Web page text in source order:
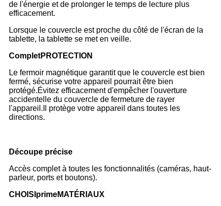
de l'énergie et de prolonger le temps de lecture plus
efficacement.
Lorsque le couvercle est proche du côté de l'écran de la
tablette, la tablette se met en veille.
CompletPROTECTION
Le fermoir magnétique garantit que le couvercle est bien
fermé, sécurise votre appareil pourrait être bien
protégé.Évitez efficacement d'empêcher l'ouverture
accidentelle du couvercle de fermeture de rayer
l'appareil.Il protège votre appareil dans toutes les
directions.
Découpe précise
Accès complet à toutes les fonctionnalités (caméras, haut-
parleur, ports et boutons).
CHOISI primeMATÉRIAUX